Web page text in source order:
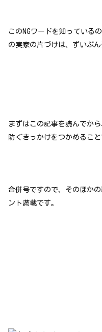
このNGワードを知っている
の実家の片づけは、ずいぶん
まずはこの記事を読んでか
防ぐきっかけをつかめること
合併号ですので、そのほか
ント満載です。